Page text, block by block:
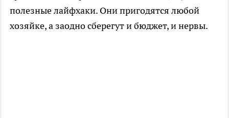
полезные лайфхаки. Они пригодятся любой
хозяйке, а заодно сберегут и бюджет, и нервы.